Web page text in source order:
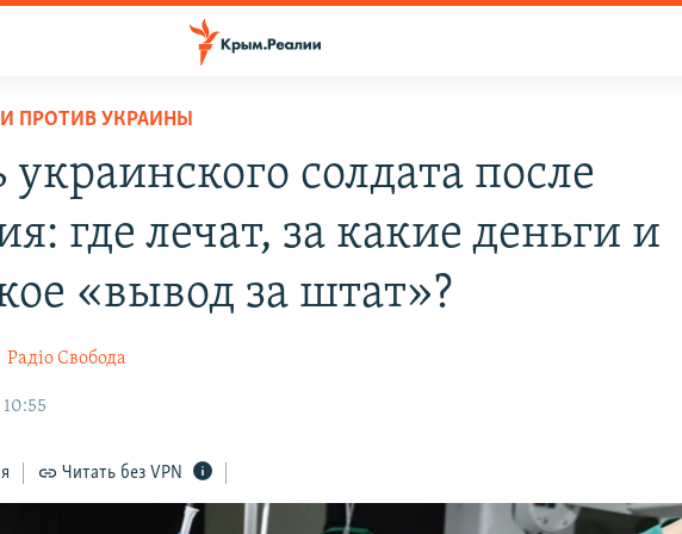
ПРОТИВ УКРАИНЫ
солдата после
где лечат, за какие деньги и
«вывод за штат»?
Радіо Свобода
Читать без VPN